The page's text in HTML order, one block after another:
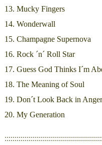
13. Mucky Fingers
14. Wonderwall
15. Champagne Supernova
16. Rock ´n´ Roll Star
17. Guess God Thinks I´m
18. The Meaning of Soul
19. Don´t Look Back in Anger
20. My Generation